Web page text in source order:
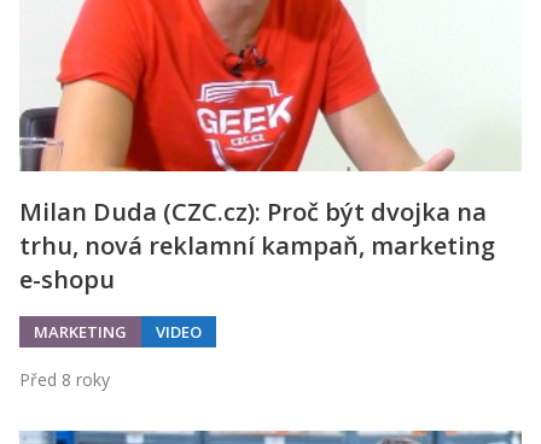
Milan Duda (CZC.cz): Proč být dvojka na
trhu, nová reklamní kampaň, marketing
e-shopu
MARKETING VIDEO
Před 8 roky